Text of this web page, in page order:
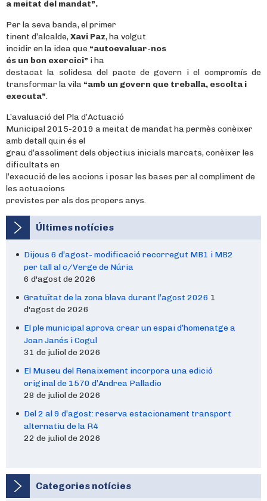
a meitat del mandat”.
Per la seva banda, el primer
tinent d’alcalde,Xavi Paz, ha volgut
incidir en la idea que “autoevaluar-nos
és un bon exercici” iha
destacat la solidesa del pacte de govern i el compromís de
transformar la vila “amb un govern que treballa, escolta i
executa”.
L’avaluació del Pla d’Actuació
Municipal 2015-2019 a meitat de mandat ha permès conèixer
amb detall quin és el
grau d’assoliment dels objectius inicials marcats, conèixer les
dificultats en
l’execució de les accions i posar les bases per al compliment de
les actuacions
previstes per als dos propers anys.
Últimes notícies
Dijous 6 d’agost- modificació recorregut MB1 i MB2
per tall al c/Verge de Núria
6 d'agost de 2026
Gratuïtat de la zona blava durant l’agost 2026 1
d'agost de 2026
El ple municipal aprova crear un espai d’homenatge a
Joan Janés i Cogul
31 de juliol de 2026
El Museu del Renaixement incorpora una edició
original de 1570 d’Andrea Palladio
28 de juliol de 2026
Del 2 al 9 d’agost: reserva estacionament transport
alternatiu de la R4
22 de juliol de 2026
Categories notícies